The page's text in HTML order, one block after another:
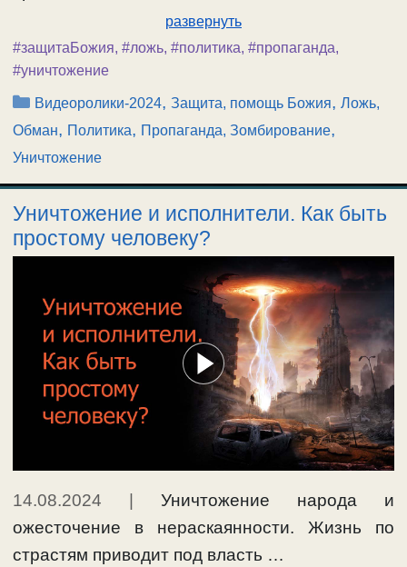
развернуть
#защитаБожия, #ложь, #политика, #пропаганда,
#уничтожение
Рубрики
Видеоролики-2024,Защита, помощь Божия,Ложь,
Обман, Политика, Пропаганда, Зомбирование,
Уничтожение
Уничтожение и исполнители. Как быть
простому человеку?
14.08.2024
Уничтожение народа и
ожесточение в нераскаянности. Жизнь по
страстям приводит под власть …